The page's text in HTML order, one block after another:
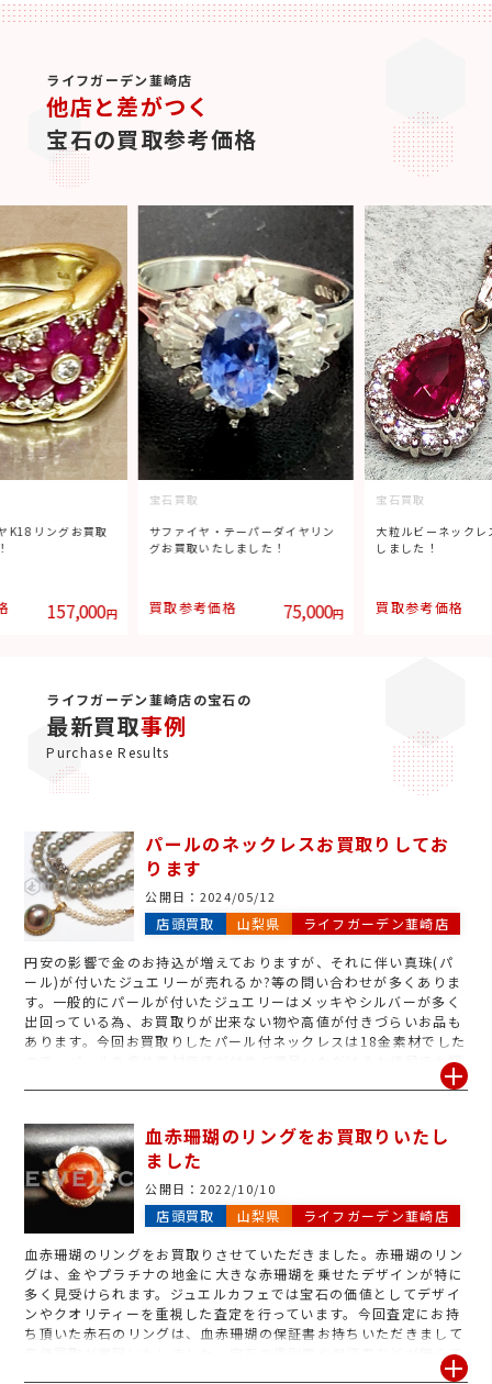
ライフガーデン韮崎店
他店と差がつく
宝石の買取参考価格
K18リングお買取
157,000円
宝石買取
サファイヤ・テーパーダイヤリン
グお買取いたしました！
買取参考価格 75,000円
宝石買取
大粒ルビーネック
しました！
買取参考価格
ライフガーデン韮崎店の宝石の
最新買取事例
Purchase Results
パールのネックレスお買取りしてお
ります
公開日： 2024/05/12
店頭買取 山梨県 ライフガーデン韮崎店
円安の影響で金のお持込が増えておりますが、それに伴い真珠(パ
ール)が付いたジュエリーが売れるか?等の問い合わせが多くありま
す。一般的にパールが付いたジュエリーはメッキやシルバーが多く
出回っている為、お買取りが出来ない物や高値が付きづらいお品も
あります。今回お買取りしたパール付ネックレスは18金素材でした
ので、パールを含め素材価値が付きご満足いただけるお値段でお買
取させていただきました。ジュエルカフェではデザインや素材等で
やすい素材なので、使わないジュエリーをお持ちでしたら金が高騰
している今が手放されるのに良いタイミングです。是非一度ジュエ
ルカフェライフガーデン韮崎店で無料査定をお試しください。
血赤珊瑚のリングをお買取りいたし
ました
公開日： 2022/10/10
店頭買取 山梨県 ライフガーデン韮崎店
血赤珊瑚のリングをお買取りさせていただきました。赤珊瑚のリン
グは、金やプラチナの地金に大きな赤珊瑚を乗せたデザインが特に
多く見受けられます。ジュエルカフェでは宝石の価値としてデザイ
ンやクオリティーを重視した査定を行っています。今回査定にお持
ち頂いた赤石のリングは、血赤珊瑚の保証書お持ちいただきまして
高価買取が実現いたしました。宝石の鑑別書や保証書などが無くて
も大丈夫ですが、もしありましたら高評価に繋がりますので、一緒